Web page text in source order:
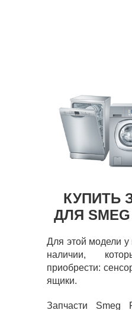
КУПИТЬ
ДЛЯ SMEG
Для этой модели у
наличии,
приобрести:
ящики.
Запчасти Smeg